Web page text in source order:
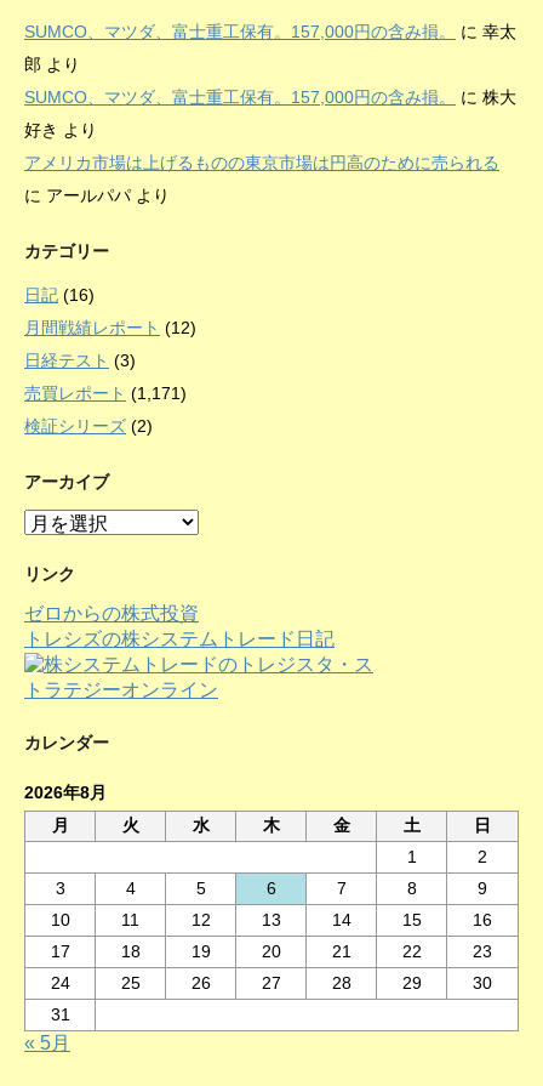
SUMCO、マツダ、富士重工保有。157,000円の含み損。 に 幸太
郎 より
SUMCO、マツダ、富士重工保有。157,000円の含み損。
に 株大
好き より
アメリカ市場は上げるものの東京市場は円高のために売られる
に アールパパ より
カテゴリー
日記 (16)
月間戦績レポート (12)
日経テスト (3)
売買レポート (1,171)
検証シリーズ (2)
アーカイブ
ア
カ
ブ
リンク
ゼロからの株式投資
トレシズの株システムトレード日記
カレンダー
2026年8月
月
火 水 木 金 土
日
1
2
3
4 5 6 7 8
9
10
11 12 13 14 15
16
17
18 19 20 21 22
23
24
25 26 27 28 29
30
31
« 5月